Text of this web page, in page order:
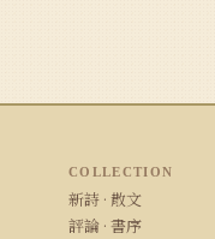
COLLECTION
新詩 · 散文
評論 · 書序